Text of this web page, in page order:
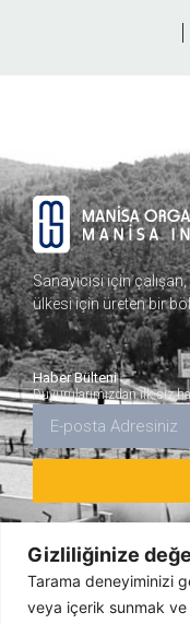
Gizliliğinize
Tarama deneyiminizi
veya içerik sunmak
Sanayicisi için çalışan,
ülkesi için üreten bir
Haber Bülteni
Duyurularımızdan ilk siz